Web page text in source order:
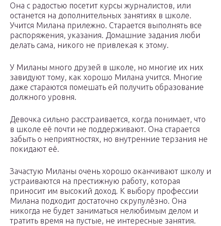
Она с радостью посетит курсы журналистов, или
останется на дополнительных занятиях в школе.
Учится Милана прилежно. Старается выполнять все
распоряжения, указания. Домашние задания люби
делать сама, никого не привлекая к этому.
У Миланы много друзей в школе, но многие их них
завидуют тому, как хорошо Милана учится. Многие
даже стараются помешать ей получить образование
должного уровня.
Девочка сильно расстраивается, когда понимает, что
в школе её почти не поддерживают. Она старается
забыть о неприятностях, но внутренние терзания не
покидают её.
Зачастую Миланы очень хорошо оканчивают школу и
устраиваются на престижную работу, которая
приносит им высокий доход. К выбору профессии
Милана подходит достаточно скрупулёзно. Она
никогда не будет заниматься нелюбимым делом и
тратить время на пустые, не интересные занятия.